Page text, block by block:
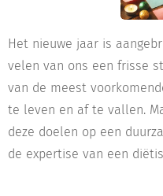
Het nieuwe jaar is
velen van ons een frisse
van de meest
te leven en af te vallen.
deze doelen op een
de expertise van een